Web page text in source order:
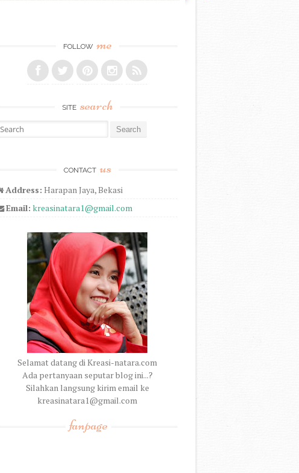
FOLLOW me
SITE search
Search for:
CONTACT us
Address: Harapan Jaya, Bekasi
Email: kreasinatara1@gmail.com
Selamat datang di Kreasi-natara.com
Ada pertanyaan seputar blog ini...?
Silahkan langsung kirim email ke
kreasinatara1@gmail.com
fanpage